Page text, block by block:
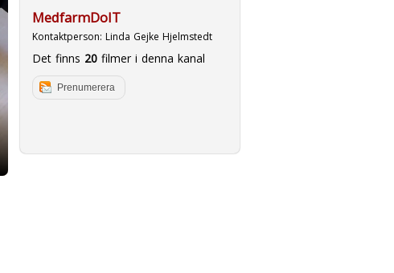
MedfarmDoIT
Kontaktperson: Linda Gejke Hjelmstedt
Det finns 20filmer i denna kanal
Prenumerera